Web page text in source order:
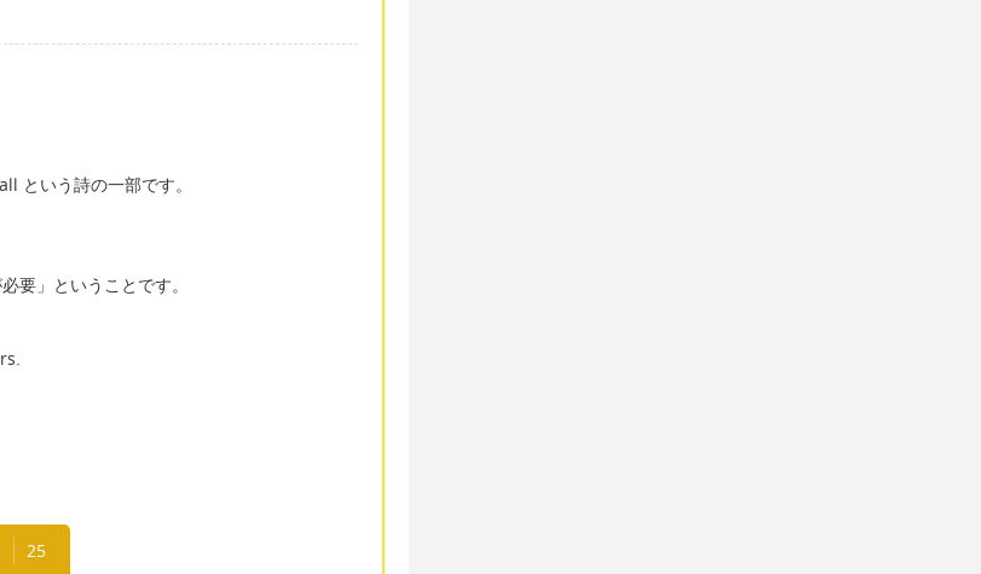
という詩の一部です。
要」ということです。
25